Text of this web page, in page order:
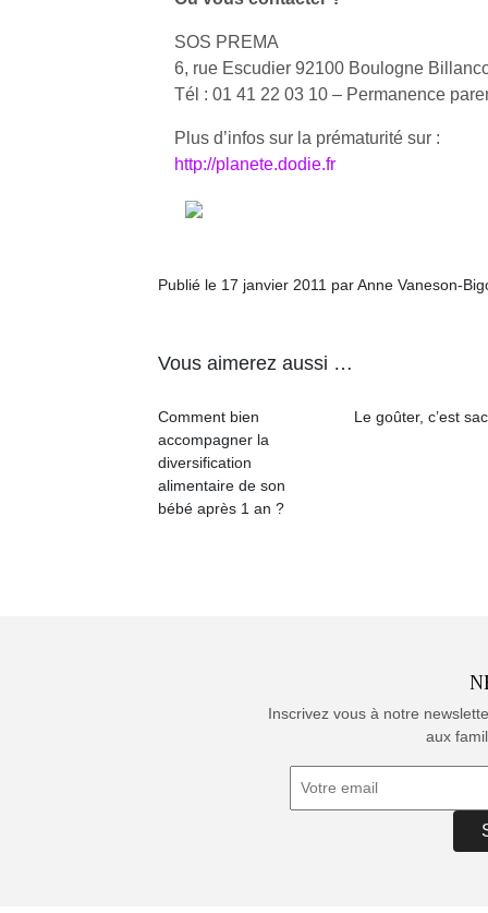
SOS PREMA
6, rue Escudier 92100 Boulogne
Tél : 01 41 22 03 10 – Permanence
Plus d’infos sur la prématurité sur :
http://planete.dodie.fr
Publié le 17 janvier 2011 par Anne Vaneson-
Vous aimerez aussi …
Comment bien
accompagner la
diversification
alimentaire de son
bébé après 1 an ?
Le goûter, c’est
Inscrivez vous à notre
aux